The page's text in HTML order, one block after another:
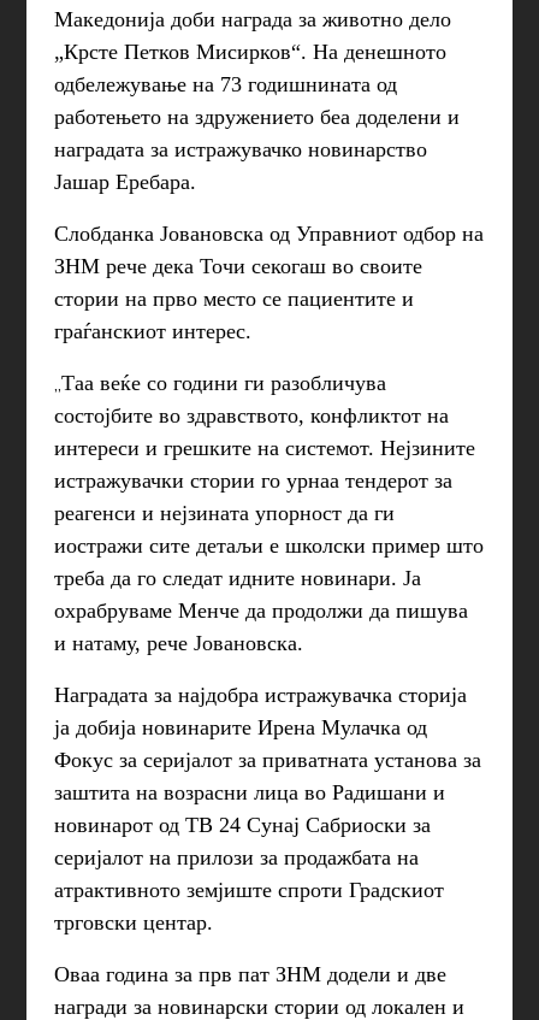
Македонија доби награда за животно дело
„Крсте Петков Мисирков“. На денешното
одбележување на 73 годишнината од
работењето на здружението беа доделени и
наградата за истражувачко новинарство
Јашар Еребара.
Слобданка Јовановска од Управниот одбор на
ЗНМ рече дека Точи секогаш во своите
стории на прво место се пациентите и
граѓанскиот интерес.
Таа веќе со години ги разобличува
состојбите во здравството, конфликтот на
интереси и грешките на системот. Нејзините
истражувачки стории го урнаа тендерот за
реагенси и нејзината упорност да ги
иостражи сите детаљи е школски пример што
треба да го следат идните новинари. Ја
охрабруваме Менче да продолжи да пишува
и натаму, рече Јовановска.
Наградата за најдобра истражувачка сторија
ја добија новинарите Ирена Мулачка од
Фокус за серијалот за приватната установа за
заштита на возрасни лица во Радишани и
новинарот од ТВ 24 Сунај Сабриоски за
серијалот на прилози за продажбата на
атрактивното земјиште спроти Градскиот
трговски центар.
Оваа година за прв пат ЗНМ додели и две
награди за новинарски стории од локален и